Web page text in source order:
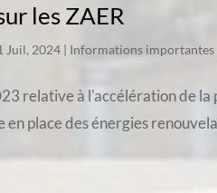
les ZAER
Juil, 2024 | Informations importantes
relative à l'accélération de
en place des énergies